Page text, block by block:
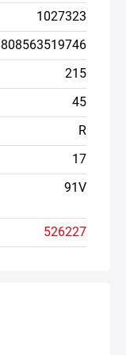
1027323
215
45
R
17
91V
526227